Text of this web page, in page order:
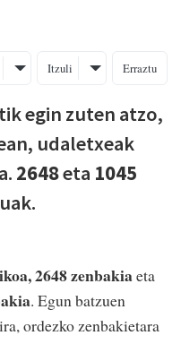
Itzuli Erraztu
egin zuten atzo,
udaletxeak
2648eta 1045
2648 zenbakiaeta
. Egun batzuen
ordezko zenbakietara